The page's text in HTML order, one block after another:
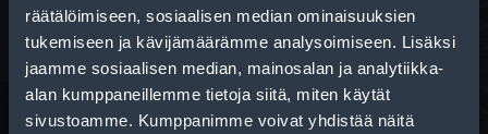
räätälöimiseen, sosiaalisen median ominaisuuksien
tukemiseen ja kävijämäärämme analysoimiseen. Lisäksi
jaamme sosiaalisen median, mainosalan ja analytiikka-
alan kumppaneillemme tietoja siitä, miten käytät
sivustoamme. Kumppanimme voivat yhdistää näitä
Rengas­laskuri
Auttaa sinua valitsemaan oikean kokoisen renkaan,
kun vaihdat rengaskokoa.